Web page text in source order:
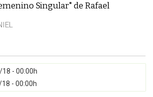
Singular" de Rafael
- 00:00h
- 00:00h